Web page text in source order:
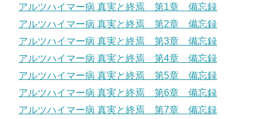
アルツハイマー病 真実と終焉 第1章 備忘録
アルツハイマー病 真実と終焉 第2章 備忘録
アルツハイマー病 真実と終焉 第3章 備忘録
アルツハイマー病 真実と終焉 第4章 備忘録
アルツハイマー病 真実と終焉 第5章 備忘録
アルツハイマー病 真実と終焉 第6章 備忘録
アルツハイマー病 真実と終焉 第7章 備忘録